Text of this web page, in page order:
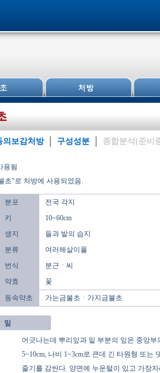
의보감처방 구성성분 종합분석(준비
용됨
초"로 처방에 사용되었음.
분포 전국 각지
키
10~60cm
생지
들과 밭의 습지
분류
여러해살이풀
번식
분근ㆍ씨
약효
꽃
동속약초
가는금불초ㆍ가지금불초
잎
어긋나는데 뿌리잎과 밑 부분의 잎은 중앙
5~10cm, 나비 1~3cm로 큰데 긴 타원형 또
줄기를 감싼다. 양면에 누운털이 있고 가장